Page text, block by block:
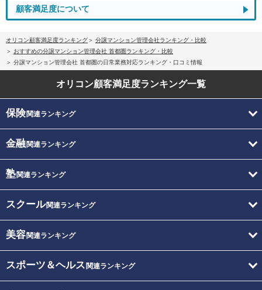
顧客満足度について
オリコン顧客満足度ランキング
分譲マンション管理会社ランキング・比較
おすすめの分譲マンション管理会社 首都圏ランキング・比較
分譲マンション管理会社 首都圏の日常業務対応ランキング・口コミ情報
オリコン顧客満足度ランキング一覧
保険関連ランキング
金融関連ランキング
塾関連ランキング
スクール関連ランキング
美容関連ランキング
スポーツ＆ヘルス 関連ランキング